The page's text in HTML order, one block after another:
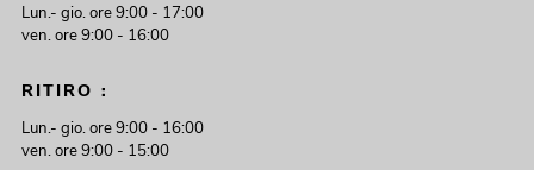
Lun.- gio. ore 9:00 - 17:00
ven. ore 9:00 - 16:00
RITIRO :
Lun.- gio. ore 9:00 - 16:00
ven. ore 9:00 - 15:00